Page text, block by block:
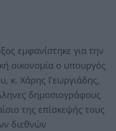
εμφανίστηκε για την
οικονομία ο υπουργός
κ. Χάρης Γεωργιάδης,
δημοσιογράφους
της επίσκεψής τους
διεθνών